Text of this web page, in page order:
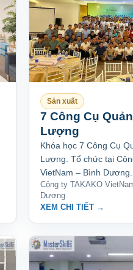
Sản xuất
7 Công Cụ
Lượng
Khóa học 7 Công Cụ
Lượng. Tổ chức tại
VietNam – Bình Dương.
Công ty TAKAKO
Dương
XEM CHI TIẾT →